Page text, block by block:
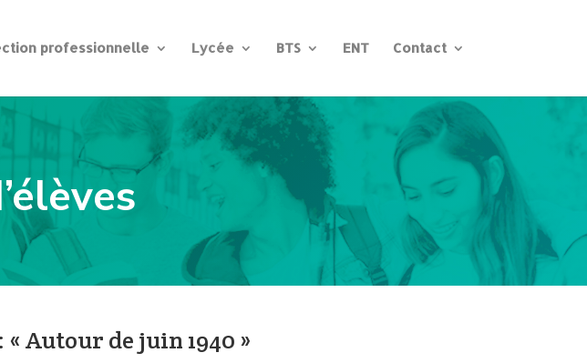
professionnelle Lycée BTS ENT Contact
« Autour de juin 1940 »